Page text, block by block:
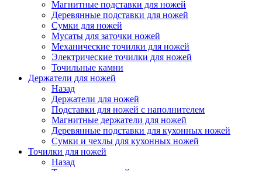
Магнитные подставки для ножей
Деревянные подставки для ножей
Сумки для ножей
Мусаты для заточки ножей
Механические точилки для ножей
Электрические точилки для ножей
Точильные камни
Держатели для ножей
Назад
Держатели для ножей
Подставки для ножей с наполнителем
Магнитные держатели для ножей
Деревянные подставки для кухонных ножей
Сумки и чехлы для кухонных ножей
Точилки для ножей
Назад